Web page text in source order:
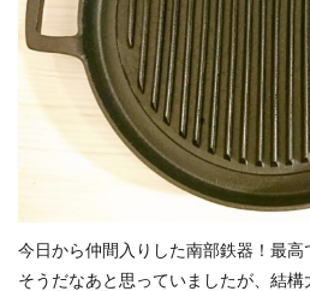
今日から仲間入りした南部鉄器！最
そうだなあと思っていましたが、結構